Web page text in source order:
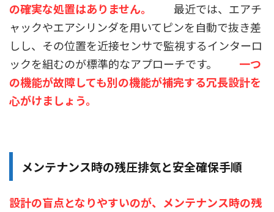
の確実な処置はありません。
最近では、エアチ
ャックやエアシリンダを用いてピンを自動で抜き差
しし、その位置を近接センサで監視するインターロ
ックを組むのが標準的なアプローチです。 一つ
の機能が故障しても別の機能が補完する冗長設計を
心がけましょう。
メンテナンス時の残圧排気と安全確保手順
設計の盲点となりやすいのが、メンテナンス時の残